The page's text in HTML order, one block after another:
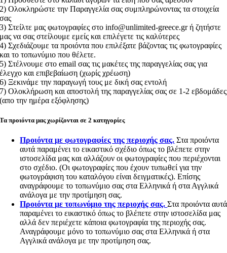
2) Ολοκληρώστε την Παραγγελία σας συμπληρώνοντας τα στοιχεία
σας
3) Στείλτε μας φωτογραφίες στο info@unlimited-greece.gr ή ζητήστε
μας να σας στείλουμε εμείς και επιλέγετε τις καλύτερες
4) Σχεδιάζουμε τα προιόντα που επιλέξατε βάζοντας τις φωτογραφίες
και το τοπωνύμιο που θέλετε.
5) Στέλνουμε στο email σας τις μακέτες της παραγγελίας σας για
έλεγχο και επιβεβαίωση (χωρίς χρέωση)
6) Ξεκινάμε την παραγωγή τους με δική σας εντολή
7) Ολοκλήρωση και αποστολή της παραγγελίας σας σε 1-2 εβδομάδες
(απο την ημέρα εξόφλησης)
Τα προιόντα μας χωρίζονται σε 2 κατηγορίες
Προιόντα με φωτογραφίες της περιοχής σας. Στα προιόντα
αυτά παραμένει το εικαστικό σχέδιο όπως το βλέπετε στην
ιστοσελίδα μας και αλλάζουν οι φωτογραφίες που περιέχονται
στο σχέδιο. (Οι φωτογραφίες που έχουν τυπωθεί για την
φωτογράφιση του καταλόγου είναι δειγματικές). Επίσης
αναγράφουμε το τοπωνύμιο σας στα Ελληνικά ή στα Αγγλικά
ανάλογα με την προτίμηση σας.
Προιόντα με τοπωνύμιο της περιοχής σας.Στα προιόντα αυτά
παραμένει το εικαστικό όπως το βλέπετε στην ιστοσελίδα μας
αλλά δεν περιέχετε κάποια φωτογραφία της περιοχής σας.
Αναγράφουμε μόνο το τοπωνύμιο σας στα Ελληνικά ή στα
Αγγλικά ανάλογα με την προτίμηση σας.